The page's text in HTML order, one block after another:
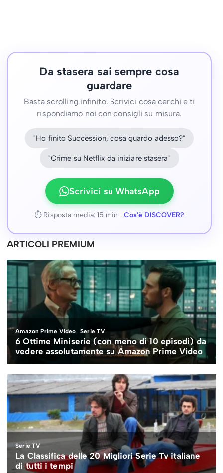
Da stasera sai sempre cosa
guardare
Basta scrolling infinito. Scrivici cosa cerchi e ti
rispondiamo noi con consigli su misura.
"Ho finito Succession, cosa guardo adesso?"
"Crime su Netflix da iniziare stasera"
Scrivici su WhatsApp
⏱ Risposta media: 15 min · Cos'è DISCOVER?
ARTICOLI PREMIUM